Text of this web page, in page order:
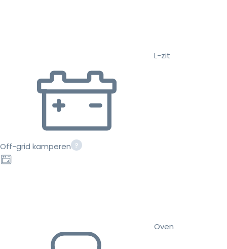
L-zit
Off-grid kamperen
Oven